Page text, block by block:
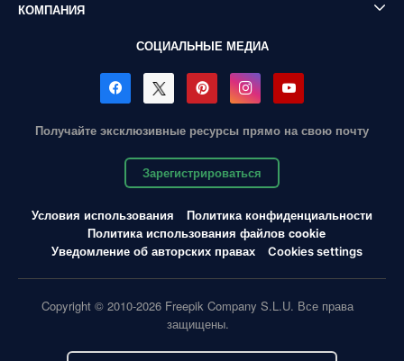
КОМПАНИЯ
СОЦИАЛЬНЫЕ МЕДИА
Получайте эксклюзивные ресурсы прямо на свою почту
Зарегистрироваться
Условия использования
Политика конфиденциальности
Политика использования файлов cookie
Уведомление об авторских правах
Cookies settings
Copyright © 2010-2026 Freepik Company S.L.U. Все права
защищены.